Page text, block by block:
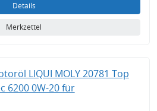
Details
Merkzettel
LIQUI MOLY 20781 Top
6200 0W-20 für